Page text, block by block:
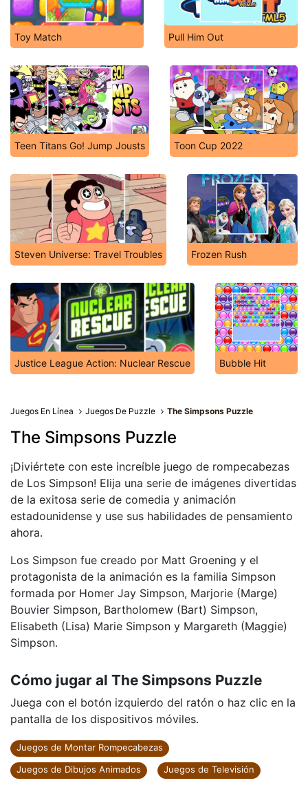
Toy Match Pull Him Out
Teen Titans Go! Jump Jousts Toon Cup 2022
Steven Universe: Travel Troubles Frozen Rush
Justice League Action: Nuclear Rescue Bubble Hit
Juegos En Línea Juegos De Puzzle The Simpsons Puzzle
The Simpsons Puzzle
¡Diviértete con este increíble juego de rompecabezas
de Los Simpson! Elija una serie de imágenes divertidas
de la exitosa serie de comedia y animación
estadounidense y use sus habilidades de pensamiento
ahora.
Los Simpson fue creado por Matt Groening y el
protagonista de la animación es la familia Simpson
formada por Homer Jay Simpson, Marjorie (Marge)
Bouvier Simpson, Bartholomew (Bart) Simpson,
Elisabeth (Lisa) Marie Simpson y Margareth (Maggie)
Simpson.
Cómo jugar al The Simpsons Puzzle
Juega con el botón izquierdo del ratón o haz clic en la
pantalla de los dispositivos móviles.
Juegos de Montar Rompecabezas
Juegos de Dibujos Animados
Juegos de Televisión